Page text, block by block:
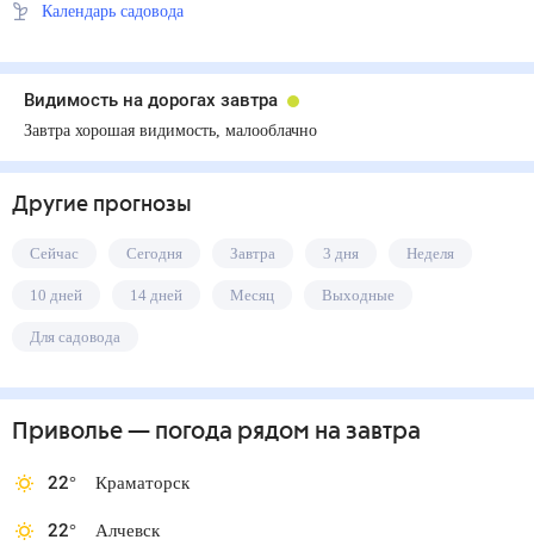
Календарь садовода
Видимость на дорогах завтра
Завтра хорошая видимость, малооблачно
Другие прогнозы
Сейчас Сегодня Завтра 3 дня Неделя
10 дней 14 дней Месяц Выходные
Для садовода
Приволье— погода рядом на завтра
22° Краматорск
22° Алчевск